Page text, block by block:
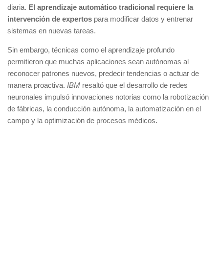
diaria. El aprendizaje automático tradicional requiere la
intervención de expertos para modificar datos y entrenar
sistemas en nuevas tareas.
Sin embargo, técnicas como el aprendizaje profundo
permitieron que muchas aplicaciones sean autónomas al
reconocer patrones nuevos, predecir tendencias o actuar de
manera proactiva. IBM resaltó que el desarrollo de redes
neuronales impulsó innovaciones notorias como la robotización
de fábricas, la conducción autónoma, la automatización en el
campo y la optimización de procesos médicos.